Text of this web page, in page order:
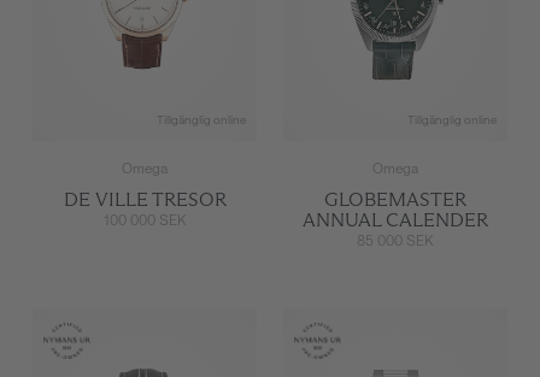
Tillgänglig online
Omega
DE VILLE TRESOR
100 000 SEK
Tillgänglig online
Omega
GLOBEMASTER
ANNUAL CALENDER
85 000 SEK